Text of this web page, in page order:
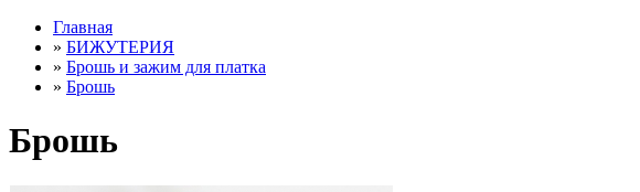
Главная
» БИЖУТЕРИЯ
» Брошь и зажим для платка
» Брошь
Брошь